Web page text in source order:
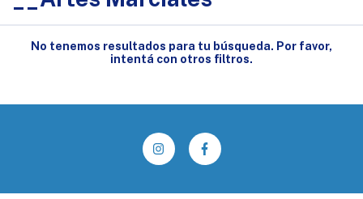
No tenemos resultados para tu búsqueda. Por favor,
intentá con otros filtros.